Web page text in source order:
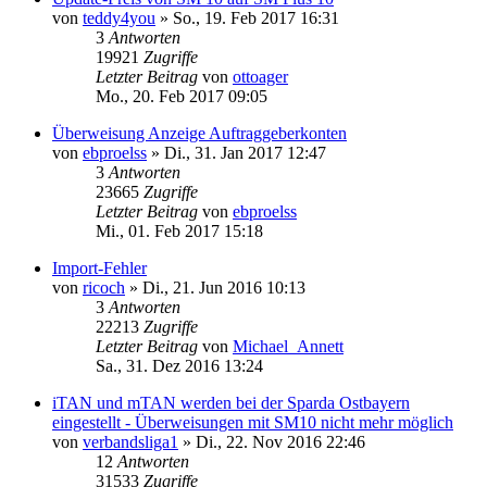
von teddy4you » So., 19. Feb 2017 16:31
3 Antworten
19921 Zugriffe
Letzter Beitrag von ottoager
Mo., 20. Feb 2017 09:05
Überweisung Anzeige Auftraggeberkonten
von ebproelss » Di., 31. Jan 2017 12:47
3 Antworten
23665 Zugriffe
Letzter Beitrag von ebproelss
Mi., 01. Feb 2017 15:18
Import-Fehler
von ricoch » Di., 21. Jun 2016 10:13
3 Antworten
22213 Zugriffe
Letzter Beitrag von Michael_Annett
Sa., 31. Dez 2016 13:24
iTAN und mTAN werden bei der Sparda Ostbayern
eingestellt - Überweisungen mit SM10 nicht mehr möglich
von verbandsliga1 » Di., 22. Nov 2016 22:46
12 Antworten
31533 Zugriffe